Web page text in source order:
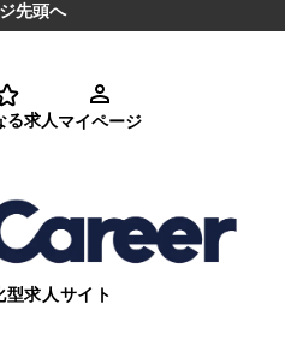
先頭へ
る求人マイページ
型求人サイト